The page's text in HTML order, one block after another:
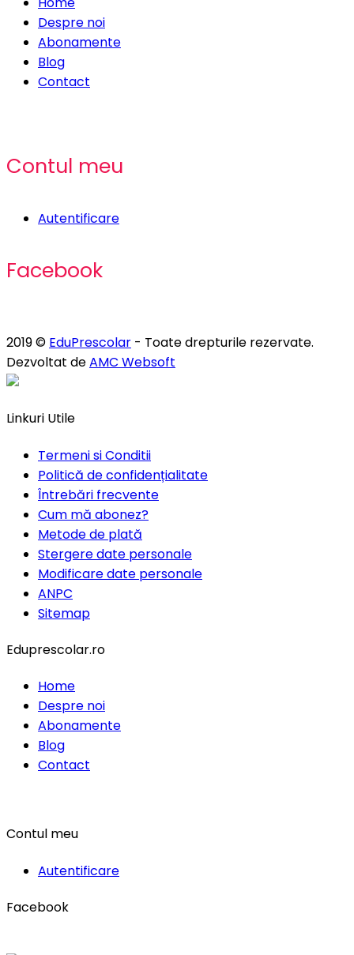
Despre noi
Abonamente
Blog
Contact
Contul meu
Autentificare
Facebook
2019 © EduPrescolar - Toate drepturile rezervate.
Dezvoltat deAMC Websoft
Linkuri Utile
Termeni si Conditii
Politică de confidențialitate
Întrebări frecvente
Cum mă abonez?
Metode de plată
Stergere date personale
Modificare date personale
ANPC
Sitemap
Eduprescolar.ro
Home
Despre noi
Abonamente
Blog
Contact
Contul meu
Autentificare
Facebook